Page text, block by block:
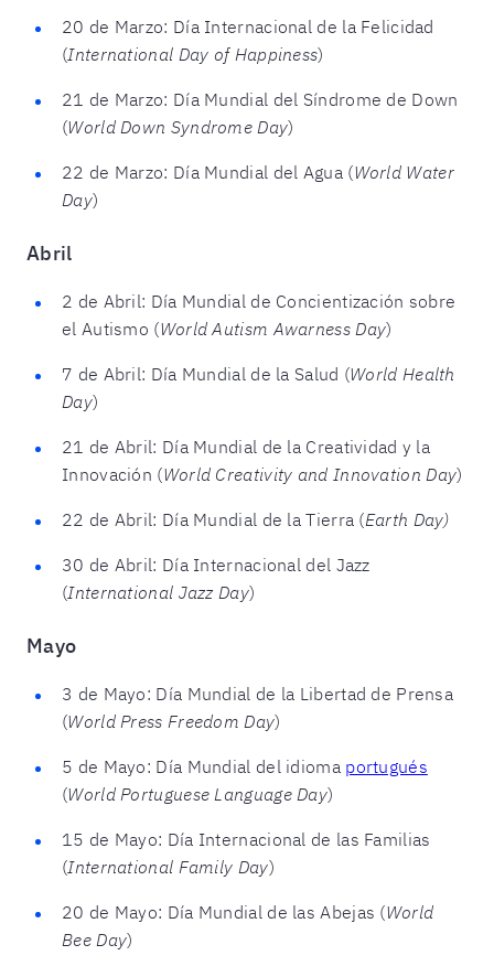
20 de Marzo: Día Internacional de la Felicidad
(International Day of Happiness)
21 de Marzo: Día Mundial del Síndrome de Down
(World Down Syndrome Day)
22 de Marzo: Día Mundial del Agua (World Water
Day)
Abril
2 de Abril: Día Mundial de Concientización sobre
el Autismo (World Autism Awarness Day)
7 de Abril: Día Mundial de la Salud (World Health
Day)
21 de Abril: Día Mundial de la Creatividad y la
Innovación (World Creativity and Innovation Day)
22 de Abril: Día Mundial de la Tierra (Earth Day)
30 de Abril: Día Internacional del Jazz
(International Jazz Day)
Mayo
3 de Mayo: Día Mundial de la Libertad de Prensa
(World Press Freedom Day)
5 de Mayo: Día Mundial del idioma portugués
(World Portuguese Language Day)
15 de Mayo: Día Internacional de las Familias
(International Family Day)
20 de Mayo: Día Mundial de las Abejas (World
Bee Day)